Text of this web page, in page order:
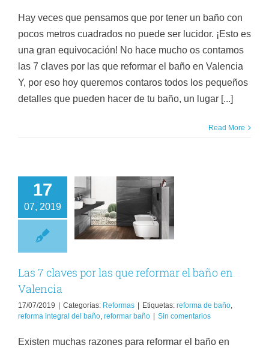
Hay veces que pensamos que por tener un baño con
pocos metros cuadrados no puede ser lucidor. ¡Esto es
una gran equivocación! No hace mucho os contamos
las 7 claves por las que reformar el baño en Valencia
Y, por eso hoy queremos contaros todos los pequeños
detalles que pueden hacer de tu baño, un lugar [...]
Read More
17
07, 2019
7 claves por las
reformar el
en Valencia
Reformas
Las 7 claves por las que reformar el baño en
Valencia
17/07/2019 Categorías: Reformas Etiquetas: reforma de baño,
reforma integral del baño, reformar baño Sin comentarios
Existen muchas razones para reformar el baño en